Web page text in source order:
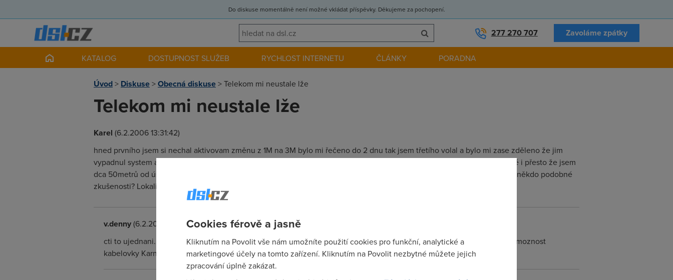
Do diskuse momentálně není možné vkládat příspěvky. Děkujeme za pochopení.
277 270 707 Zavoláme zpátky
KATALOG DOSTUPNOST SLUŽEB RYCHLOST INTERNETU ČLÁNKY PORADNA
Úvod> Diskuse>Obecná diskuse>Telekom mi neustale lže
Telekom mi neustale lže
Karel (6.2.2006 13:31:42)
hned prvního jsem si nechal aktivovam změnu z 1M na 3M bylo mi řečeno do 2 dnu tak jsem třetího volal a bylo mi zase zděleno že jim
vypadnul system a že mám zavolat v pondělí, tak jsem tam dnes volal a pro změnu mi bylo řečeno že to zatím není možné i přesto že jsem
dca 50metrů od ústředny zase mi řekla abych si zavolal koncem týdne !!! Tak nevím asi se toho vůbec nedočkám !!!! Máte někdo podobné
zkušenosti? Lokalita Přerov
v.denny(6.2.2006 13:43:10)
cti to ujednani. mas cas do brezna. ja o to uz zadam taky dlouho a taky nic ale uz se nad tim moc nepozastavuju, mam moznost
kabelovky Karneval tak to menim za 3mesice az se ke mne dokopou tak telecom vykopnu.
Cookies férově a jasně
Kliknutím na Povolit vše nám umožníte použití cookies pro funkční, analytické a
marketingové účely na tomto zařízení. Kliknutím na Povolit nezbytné můžete jejich
zpracování úplně zakázat.